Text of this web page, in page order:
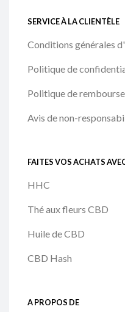
SERVICE À LA CLIENTÈLE
Conditions générales
Politique de
Politique de
Avis de non-
FAITES VOS ACHATS
HHC
Thé aux fleurs CBD
Huile de CBD
CBD Hash
A PROPOS DE